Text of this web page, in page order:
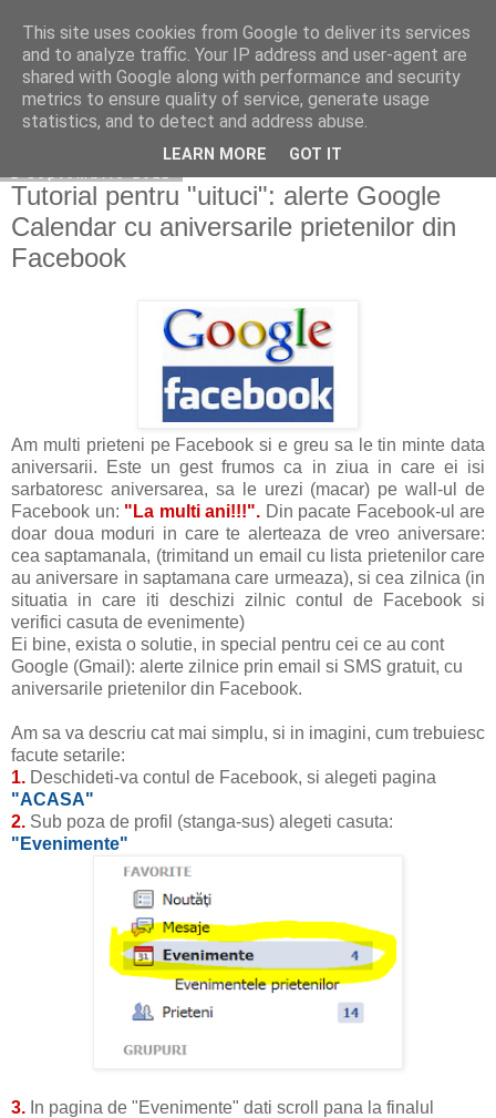
Blog Emil Boțcău
Tutorial pentru "uituci": alerte Google
Calendar cu aniversarile prietenilor din
Facebook
Am multi prieteni pe Facebook si e greu sa le tin minte data
aniversarii. Este un gest frumos ca in ziua in care ei isi
sarbatoresc aniversarea, sa le urezi (macar) pe wall-ul de
Facebook un: "La multi ani!!!". Din pacate Facebook-ul are
doar doua moduri in care te alerteaza de vreo aniversare:
cea saptamanala, (trimitand un email cu lista prietenilor care
au aniversare in saptamana care urmeaza), si cea zilnica (in
situatia in care iti deschizi zilnic contul de Facebook si
verifici casuta de evenimente)
Ei bine, exista o solutie, in special pentru cei ce au cont
Google (Gmail): alerte zilnice prin email si SMS gratuit, cu
aniversarile prietenilor din Facebook.
Am sa va descriu cat mai simplu, si in imagini, cum trebuiesc
facute setarile:
1. Deschideti-va contul de Facebook, si alegeti pagina
"ACASA"
2. Sub poza de profil (stanga-sus) alegeti casuta:
"Evenimente"
3. In pagina de "Evenimente" dati scroll pana la finalul
This site uses cookies from Google to deliver its services
and to analyze traffic. Your IP address and user-agent are
shared with Google along with performance and security
metrics to ensure quality of service, generate usage
statistics, and to detect and address abuse.
LEARN MORE GOT IT